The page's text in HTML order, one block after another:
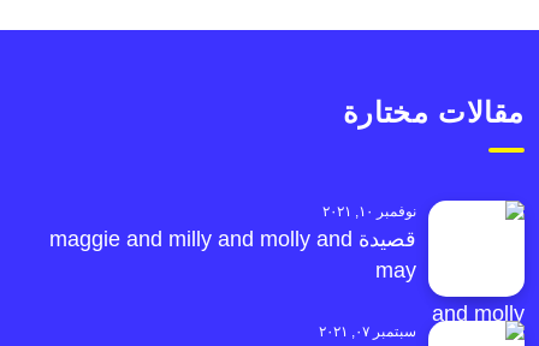
مقالات مختارة
نوفمبر ١٠, ٢٠٢١
قصيدة maggie and milly and molly and
may
سبتمبر ٠٧, ٢٠٢١